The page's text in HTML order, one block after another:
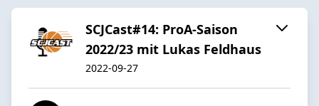
SCJCast#14: ProA-Saison
2022/23 mit Lukas Feldhaus
2022-09-27